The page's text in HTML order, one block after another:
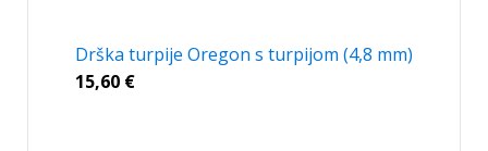
Drška turpije Oregon s turpijom (4,8 mm)
15,60 €